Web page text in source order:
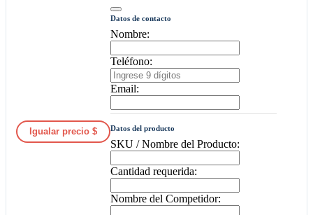
Igualar precio $
Datos de contacto
Nombre:
Teléfono:
Email:
Datos del producto
SKU / Nombre del Producto:
Cantidad requerida:
Nombre del Competidor: